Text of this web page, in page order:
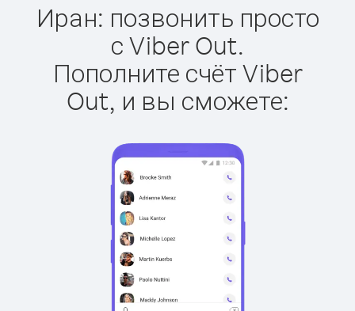
Иран: позвонить просто
с Viber Out.
Пополните счёт Viber
Out, и вы сможете: